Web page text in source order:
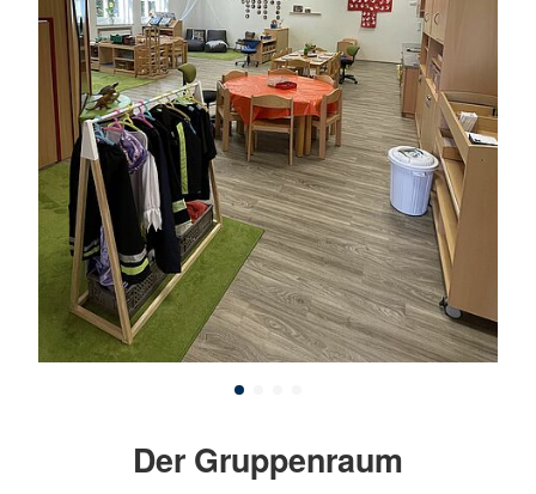
Der Gruppenraum